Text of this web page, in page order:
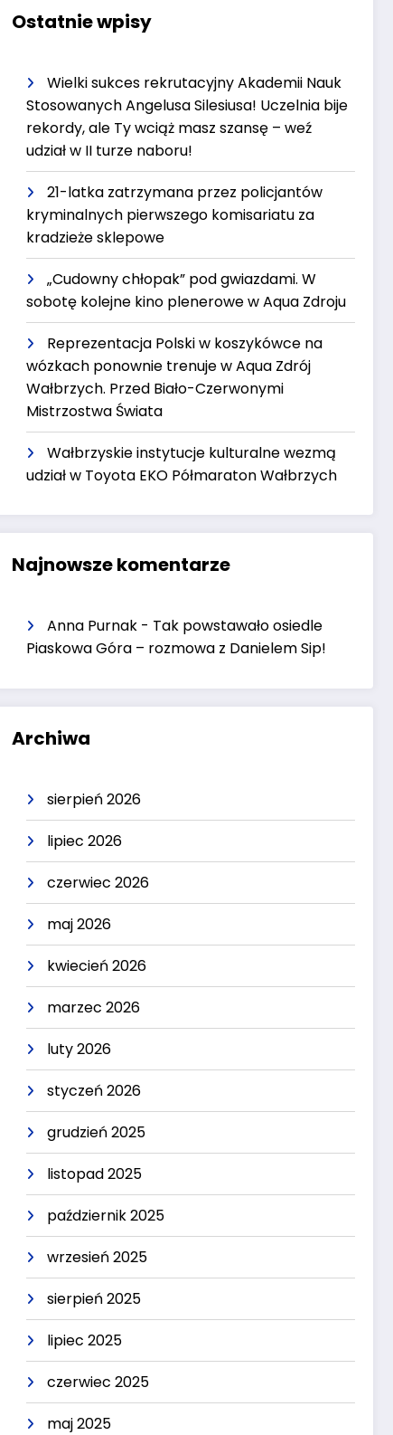
Ostatnie wpisy
Wielki sukces rekrutacyjny Akademii Nauk
Stosowanych Angelusa Silesiusa! Uczelnia bije
rekordy, ale Ty wciąż masz szansę – weź
udział w II turze naboru!
21-latka zatrzymana przez policjantów
kryminalnych pierwszego komisariatu za
kradzieże sklepowe
„Cudowny chłopak” pod gwiazdami. W
sobotę kolejne kino plenerowe w Aqua Zdroju
Reprezentacja Polski w koszykówce na
wózkach ponownie trenuje w Aqua Zdrój
Wałbrzych. Przed Biało-Czerwonymi
Mistrzostwa Świata
Wałbrzyskie instytucje kulturalne wezmą
udział w Toyota EKO Półmaraton Wałbrzych
Najnowsze komentarze
Anna Purnak - Tak powstawało osiedle
Piaskowa Góra – rozmowa z Danielem Sip!
Archiwa
sierpień 2026
lipiec 2026
czerwiec 2026
maj 2026
kwiecień 2026
marzec 2026
luty 2026
styczeń 2026
grudzień 2025
listopad 2025
październik 2025
wrzesień 2025
sierpień 2025
lipiec 2025
czerwiec 2025
maj 2025